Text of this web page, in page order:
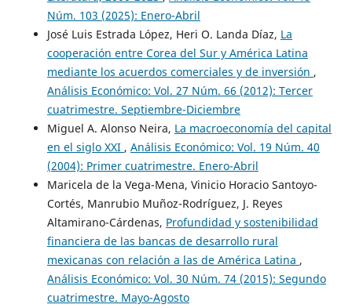
Núm. 103 (2025): Enero-Abril
José Luis Estrada López, Heri O. Landa Díaz, La
cooperación entre Corea del Sur y América Latina
mediante los acuerdos comerciales y de inversión ,
Análisis Económico: Vol. 27 Núm. 66 (2012): Tercer
cuatrimestre. Septiembre-Diciembre
Miguel A. Alonso Neira, La macroeconomía del capital
en el siglo XXI , Análisis Económico: Vol. 19 Núm. 40
(2004): Primer cuatrimestre. Enero-Abril
Maricela de la Vega-Mena, Vinicio Horacio Santoyo-
Cortés, Manrubio Muñoz-Rodríguez, J. Reyes
Altamirano-Cárdenas, Profundidad y sostenibilidad
financiera de las bancas de desarrollo rural
mexicanas con relación a las de América Latina ,
Análisis Económico: Vol. 30 Núm. 74 (2015): Segundo
cuatrimestre. Mayo-Agosto